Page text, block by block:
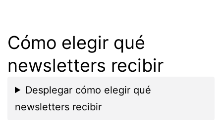
Cómo elegir qué
newsletters recibir
Desplegar cómo elegir qué
newsletters recibir